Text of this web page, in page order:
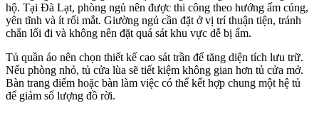
hộ. Tại Đà Lạt, phòng ngủ nên được thi công theo hướng ấm cúng,
yên tĩnh và ít rối mắt. Giường ngủ cần đặt ở vị trí thuận tiện, tránh
chắn lối đi và không nên đặt quá sát khu vực dễ bị ẩm.
Tủ quần áo nên chọn thiết kế cao sát trần để tăng diện tích lưu trữ.
Nếu phòng nhỏ, tủ cửa lùa sẽ tiết kiệm không gian hơn tủ cửa mở.
Bàn trang điểm hoặc bàn làm việc có thể kết hợp chung một hệ tủ
để giảm số lượng đồ rời.